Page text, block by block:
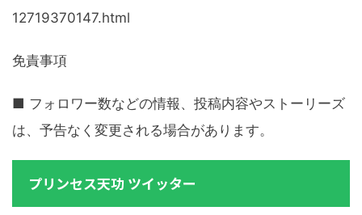
12719370147.html
免責事項
■ フォロワー数などの情報、投稿内容やストーリーズ
は、予告なく変更される場合があります。
プリンセス天功 ツイッター